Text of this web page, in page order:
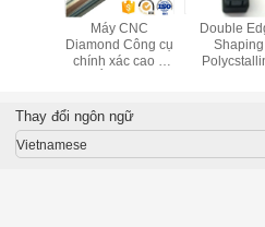
Máy CNC
Diamond Công cụ
chính xác cao 2
Double
Shaping
Thay đổi ngôn ngữ
Vietnamese